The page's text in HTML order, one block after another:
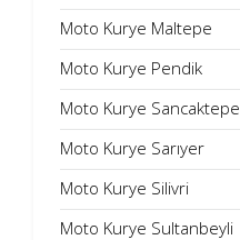
Moto Kurye Maltepe
Moto Kurye Pendik
Moto Kurye Sancaktepe
Moto Kurye Sarıyer
Moto Kurye Silivri
Moto Kurye Sultanbeyli